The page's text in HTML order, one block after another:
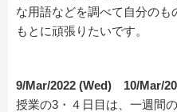
な用語などを調べて自分の
もとに頑張りたいです。
9/Mar/2022 (Wed) 10/Mar/
授業の3・４日目は、一週間